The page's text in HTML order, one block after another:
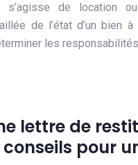
s’agisse de location
de l’état d’un bien
les
lettre de
pour